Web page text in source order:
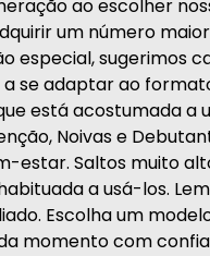
ao escolher
um número
especial, sugerimos
se adaptar ao
está acostumada a
Noivas e
estar. Saltos muito
a usá-los.
Escolha um
momento com